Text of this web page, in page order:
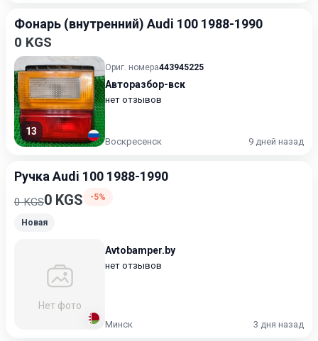
Фонарь (внутренний) Audi 100 1988-1990
0 KGS
13
Ориг. номера443945225
Авторазбор-вск
нет отзывов
Воскресенск 9 дней назад
Ручка Audi 100 1988-1990
0 KGS0 KGS -5%
Новая
Нет фото
Avtobamper.by
нет отзывов
Минск 3 дня назад